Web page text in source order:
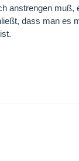
anstrengen
dass man es